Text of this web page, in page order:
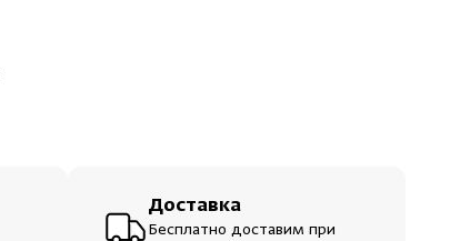
Доставка
Бесплатно доставим при